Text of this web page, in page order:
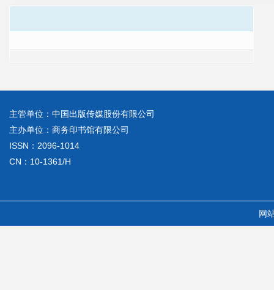
主管单位：中国出版传媒股份有限公司
主办单位：商务印书馆有限公司
ISSN：2096-1014
CN：10-1361/H
网